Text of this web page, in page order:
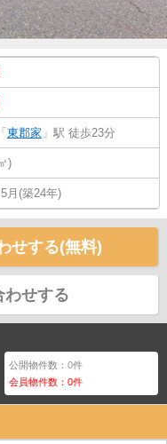
「 東郡家 」駅 徒歩23分
)
月(築24年)
せする(無料)
わせする
公開物件数：0件
会員物件数：0件